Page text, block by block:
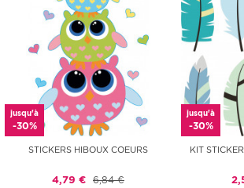
jusqu'à
-30%
STICKERS HIBOUX COEURS
4,79 € 6,84 €
jusqu'à
-30%
KIT